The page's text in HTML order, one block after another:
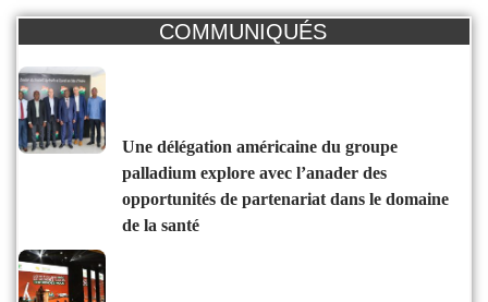
COMMUNIQUÉS
une délégation américaine du groupe
palladium explore avec l’anader des
opportunités de partenariat dans le domaine
de la santé